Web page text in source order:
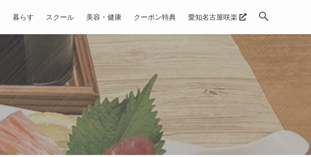
暮らす スクール 美容・健康 クーポン特典 愛知名古屋咲楽